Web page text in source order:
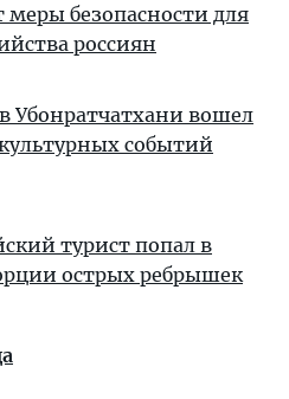
меры безопасности для
россиян
Убонратчатхани вошел
событий
турист попал в
острых ребрышек